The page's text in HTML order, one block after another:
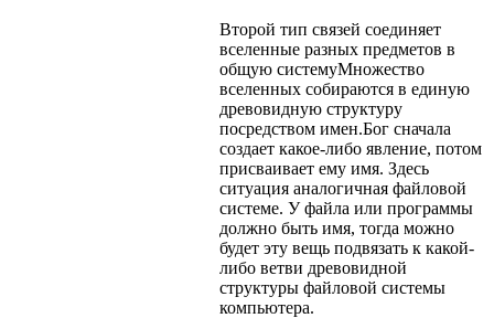
Второй тип связей соединяет
вселенные разных предметов в
общую системуМножество
вселенных собираются в единую
древовидную структуру
посредством имен.Бог сначала
создает какое-либо явление, потом
присваивает ему имя. Здесь
ситуация аналогичная файловой
системе. У файла или программы
должно быть имя, тогда можно
будет эту вещь подвязать к какой-
либо ветви древовидной
структуры файловой системы
компьютера.